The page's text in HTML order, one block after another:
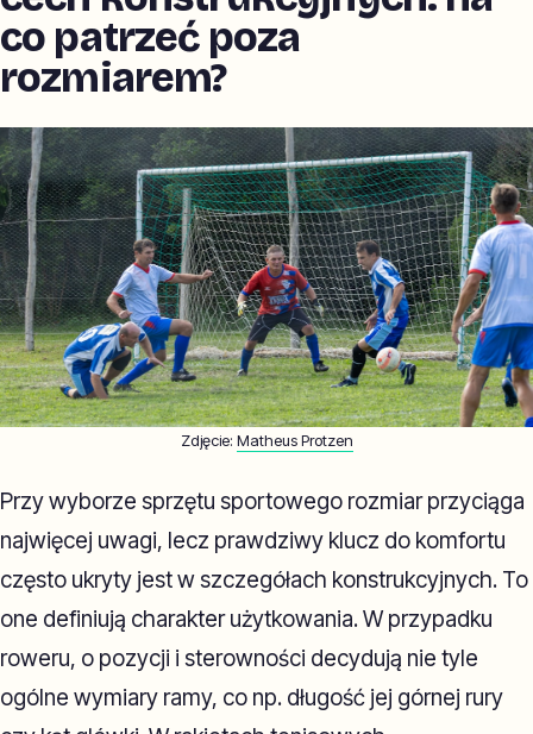
co patrzeć poza
rozmiarem?
Zdjęcie: Matheus Protzen
Przy wyborze sprzętu sportowego rozmiar przyciąga
najwięcej uwagi, lecz prawdziwy klucz do komfortu
często ukryty jest w szczegółach konstrukcyjnych. To
one definiują charakter użytkowania. W przypadku
roweru, o pozycji i sterowności decydują nie tyle
ogólne wymiary ramy, co np. długość jej górnej rury